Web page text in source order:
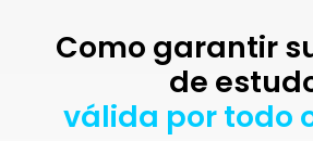
Como garantir
de
válida por todo